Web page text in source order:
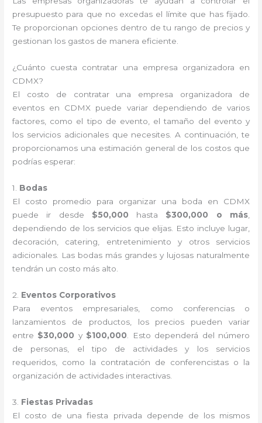
presupuesto para que no excedas el límite que has fijado.
Te proporcionan opciones dentro de tu rango de precios y
gestionan los gastos de manera eficiente.
¿Cuánto cuesta contratar una empresa organizadora en
CDMX?
El costo de contratar una empresa organizadora de
eventos en CDMX puede variar dependiendo de varios
factores, como el tipo de evento, el tamaño del evento y
los servicios adicionales que necesites. A continuación, te
proporcionamos una estimación general de los costos que
podrías esperar:
1. Bodas
El costo promedio para organizar una boda en CDMX
puede ir desde $50,000 hasta $300,000 o más,
dependiendo de los servicios que elijas. Esto incluye lugar,
decoración, catering, entretenimiento y otros servicios
adicionales. Las bodas más grandes y lujosas naturalmente
tendrán un costo más alto.
2. Eventos Corporativos
Para eventos empresariales, como conferencias o
lanzamientos de productos, los precios pueden variar
entre $30,000 y $100,000 . Esto dependerá del número
de personas, el tipo de actividades y los servicios
requeridos, como la contratación de conferencistas o la
organización de actividades interactivas.
3. Fiestas Privadas
El costo de una fiesta privada depende de los mismos